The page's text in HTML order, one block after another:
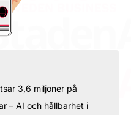
3,6 miljoner på
– AI och hållbarhet i